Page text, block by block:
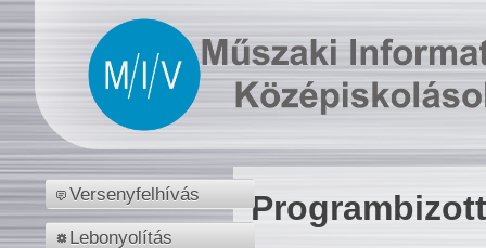
Versenyfelhívás
Lebonyolítás